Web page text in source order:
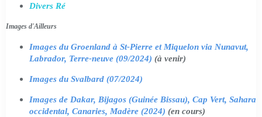
Divers Ré
Images d'Ailleurs
Images du Groenland à St-Pierre et Miquelon via Nunavut,
Labrador, Terre-neuve (09/2024) (à venir)
Images du Svalbard (07/2024)
Images de Dakar, Bijagos (Guinée Bissau), Cap Vert, Sahara
occidental, Canaries, Madère (2024) (en cours)